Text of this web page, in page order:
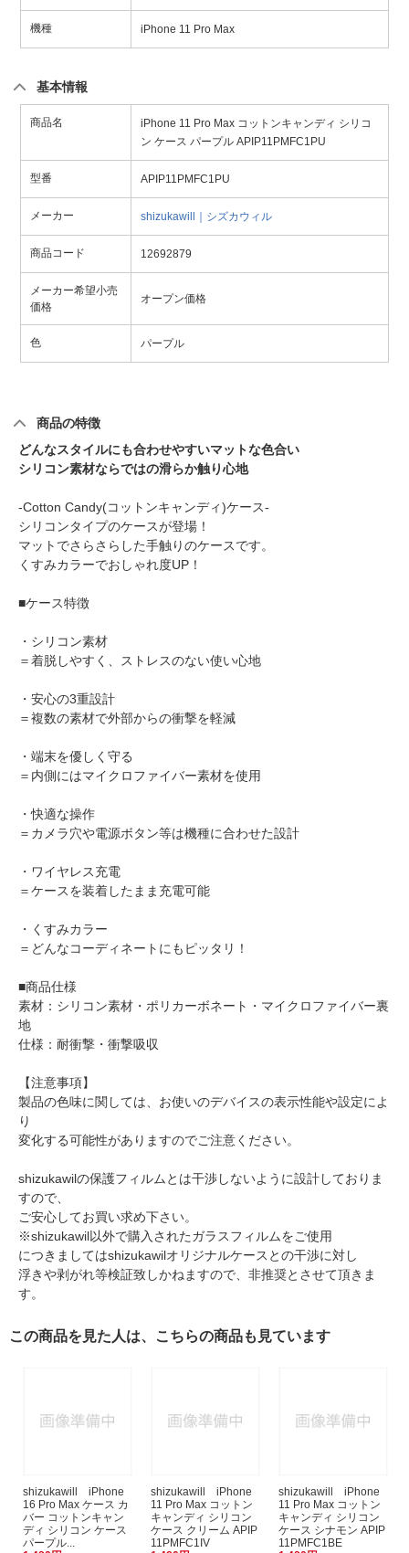
機種 iPhone 11 Pro Max
基本情報
商品名
iPhone 11 Pro Max コットンキャンディ シリコ
ン ケース パープル APIP11PMFC1PU
型番 APIP11PMFC1PU
メーカー shizukawill｜シズカウィル
商品コード 12692879
メーカー希望小売
価格
オープン価格
色 パープル
商品の特徴
どんなスタイルにも合わせやすいマットな色合い
シリコン素材ならではの滑らか触り心地
-Cotton Candy(コットンキャンディ)ケース-
シリコンタイプのケースが登場！
マットでさらさらした手触りのケースです。
くすみカラーでおしゃれ度UP！
■ケース特徴
・シリコン素材
＝着脱しやすく、ストレスのない使い心地
・安心の3重設計
＝複数の素材で外部からの衝撃を軽減
・端末を優しく守る
＝内側にはマイクロファイバー素材を使用
・快適な操作
＝カメラ穴や電源ボタン等は機種に合わせた設計
・ワイヤレス充電
＝ケースを装着したまま充電可能
・くすみカラー
＝どんなコーディネートにもピッタリ！
■商品仕様
素材：シリコン素材・ポリカーボネート・マイクロファイバー裏
地
仕様：耐衝撃・衝撃吸収
【注意事項】
製品の色味に関しては、お使いのデバイスの表示性能や設定によ
り
変化する可能性がありますのでご注意ください。
shizukawilの保護フィルムとは干渉しないように設計しておりま
すので、
ご安心してお買い求め下さい。
※shizukawil以外で購入されたガラスフィルムをご使用
につきましてはshizukawilオリジナルケースとの干渉に対し
浮きや剥がれ等検証致しかねますので、非推奨とさせて頂きま
す。
この商品を見た人は、こちらの商品も見ています
shizukawill iPhone
16 Pro Max ケース カ
バー コットンキャン
ディ シリコン ケース
パープル...
shizukawill iPhone
11 Pro Max コットン
キャンディ シリコン
ケース クリーム APIP
11PMFC1IV
shizukawill iPhone
11 Pro Max コットン
キャンディ シリコン
ケース シナモン APIP
11PMFC1BE